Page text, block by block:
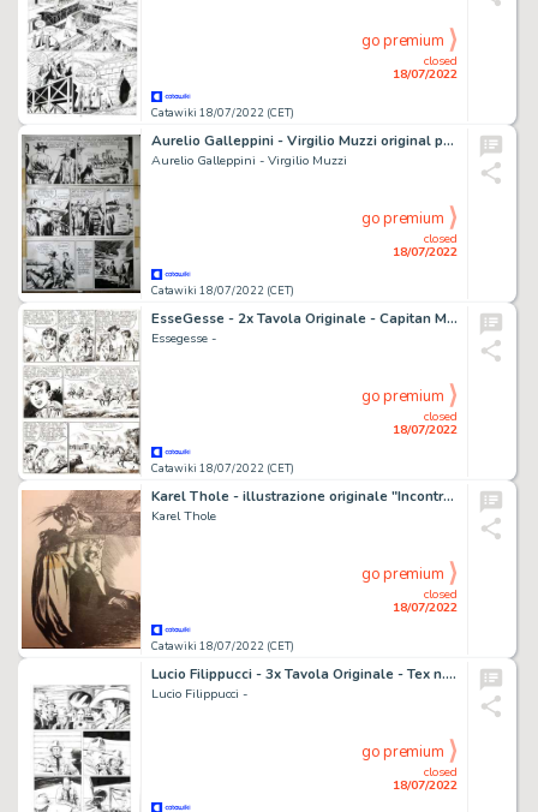
Catawiki 18/07/2022 (CET)
closed
18/07/2022
go premium
Aurelio Galleppini - Virgilio Muzzi original page Tex "La tredicesima mummia" - (1961)
Aurelio Galleppini - Virgilio Muzzi
Catawiki 18/07/2022 (CET)
closed
18/07/2022
go premium
EsseGesse - 2x Tavola Originale - Capitan Miki -
Essegesse -
Catawiki 18/07/2022 (CET)
closed
18/07/2022
go premium
Karel Thole - illustrazione originale "Incontro con il Vampiro" - (1950)
Karel Thole
Catawiki 18/07/2022 (CET)
closed
18/07/2022
go premium
Lucio Filippucci - 3x Tavola Originale - Tex n. 680 - "La pista dei Forrester" - (2017)
Lucio Filippucci -
closed
18/07/2022
go premium